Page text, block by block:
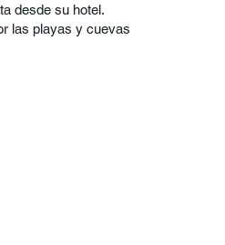
desde su hotel.
las playas y cuevas